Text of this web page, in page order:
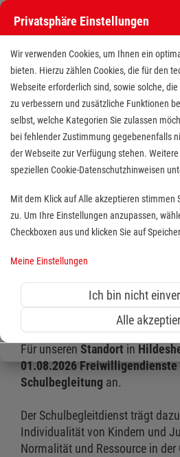
Freiwilligendienst
Bereich der
Standort(e):
Verselbständigung und
Jugendlichen in
anderen Bildungseinrichtungen
Für unseren Standort in
01.08.2026Freiwilligendienste
Schulbegleitung an.
Der Schulbegleitdienst trägt
Individualität von Kindern und
Normalität und Ressource in
Privatsphäre Einstellungen
Wir verwenden Cookies, um Ihnen ein
bieten. Hierzu zählen Cookies, die für den
Webseite erforderlich sind, sowie solche,
zu verbessern und zusätzliche Funktionen
selbst, welche Kategorien Sie zulassen
bei fehlender Zustimmung gegebenenfalls
der Webseite zur Verfügung stehen.
speziellen Cookie-Datenschutzhinweisen
Mit dem Klick auf Alle akzeptieren stimmen
zu. Um Ihre Einstellungen anzupassen,
Checkboxen aus und klicken Sie auf
Meine Einstellungen
Ich bin nicht
Alle